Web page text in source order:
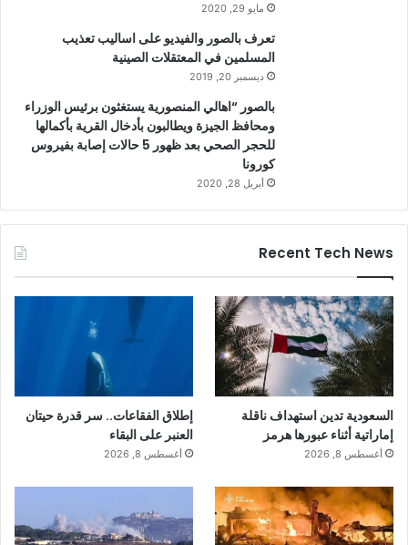
مايو 29, 2020
تعرف بالصور والفيديو على اساليب تعذيب
المسلمين في المعتقلات الصينية
ديسمبر 20, 2019
بالصور “اهالي المنصورية يستغثون برئيس الوزراء
ومحافظ الجيزة ويطالبون بأدخال القرية بأكمالها
للحجر الصحي بعد ظهور 5 حالات إصابة بفيروس
كورونا
أبريل 28, 2020
Recent Tech News
السعودية تدين استهداف ناقلة
إماراتية أثناء عبورها هرمز
أغسطس 8, 2026
إطلاق الفقاعات.. سر قدرة حيتان
العنبر على البقاء
أغسطس 8, 2026